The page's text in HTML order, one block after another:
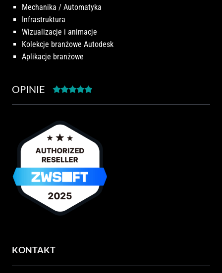
Mechanika / Automatyka
Infrastruktura
Wizualizacje i animacje
Kolekcje branżowe Autodesk
Aplikacje branżowe
OPINIE
KONTAKT